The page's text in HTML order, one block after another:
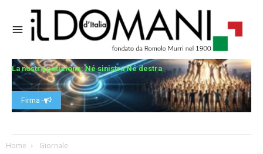
La nostra petizione: Né sinistra Né destra
Firma -
Home Giornale